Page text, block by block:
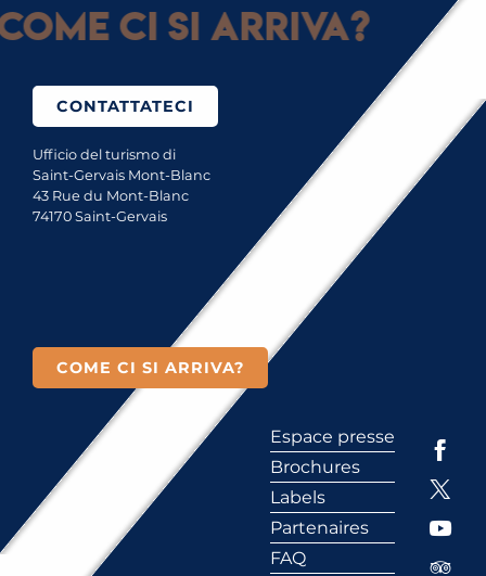
ci si arriva?
CONTATTATECI
Ufficio del turismo di
Saint-Gervais Mont-Blanc
43 Rue du Mont-Blanc
74170 Saint-Gervais
COME CI SI ARRIVA?
Espace presse
Brochures
Labels
Partenaires
FAQ